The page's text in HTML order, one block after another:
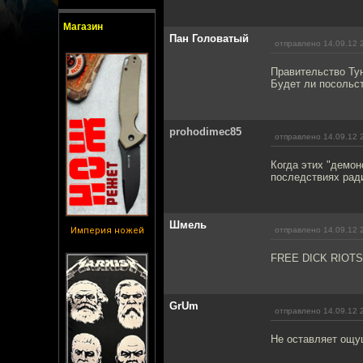
Магазин
Империя ножей
Пан Головатый отправлено 14.09.12
Правительство
Будет ли
prohodimec85 отправлено 14.09.12
Когда этих
последствиях
Шмель отправлено 14.09.12
FREE DICK
GrUm отправлено 14.09.12
Не оставляет